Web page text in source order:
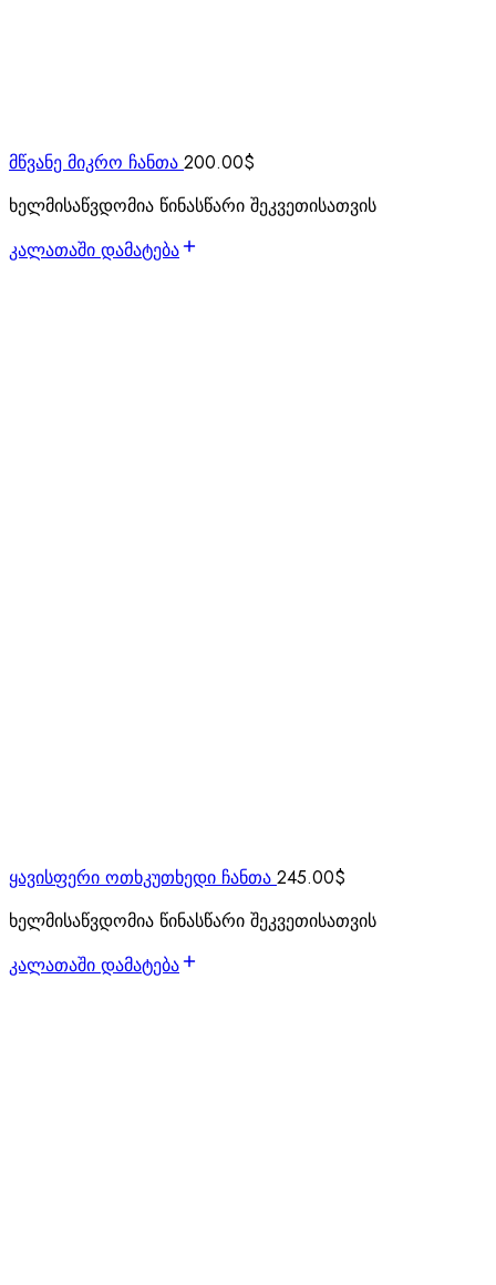
მწვანე მიკრო ჩანთა 200.00$
ხელმისაწვდომია წინასწარი შეკვეთისათვის
კალათაში დამატება
ყავისფერი ოთხკუთხედი ჩანთა 245.00$
ხელმისაწვდომია წინასწარი შეკვეთისათვის
კალათაში დამატება